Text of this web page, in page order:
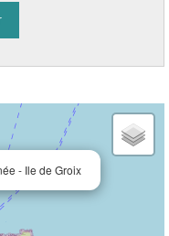
- Ile de Groix